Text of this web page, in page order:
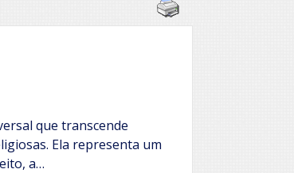
que transcende
Ela representa um
a…